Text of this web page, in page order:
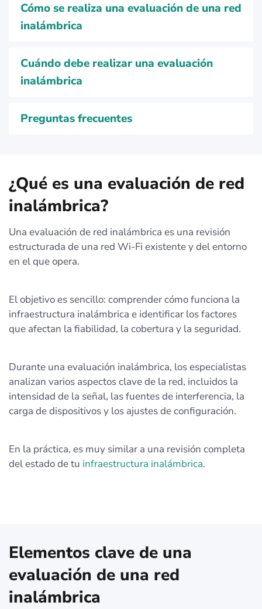
Cómo se realiza una evaluación de una red
inalámbrica
Cuándo debe realizar una evaluación
inalámbrica
Preguntas frecuentes
¿Qué es una evaluación de red
inalámbrica?
Una evaluación de red inalámbrica es una revisión
estructurada de una red Wi‑Fi existente y del entorno
en el que opera.
El objetivo es sencillo: comprender cómo funciona la
infraestructura inalámbrica e identificar los factores
que afectan la fiabilidad, la cobertura y la seguridad.
Durante una evaluación inalámbrica, los especialistas
analizan varios aspectos clave de la red, incluidos la
intensidad de la señal, las fuentes de interferencia, la
carga de dispositivos y los ajustes de configuración.
En la práctica, es muy similar a una revisión completa
del estado de tu infraestructura inalámbrica.
Elementos clave de una
evaluación de una red
inalámbrica